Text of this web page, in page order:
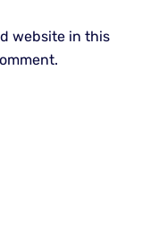
website in this